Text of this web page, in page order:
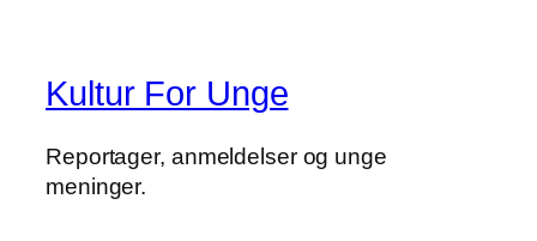
Kultur For Unge
Reportager, anmeldelser og unge
meninger.